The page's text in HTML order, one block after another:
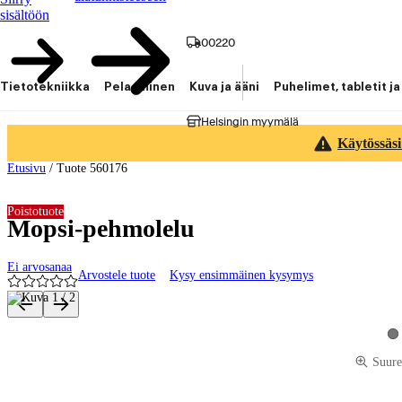
sisältöön
00220
Helsingin myymälä
Tietotekniikka Pelaaminen Kuva ja ääni Puhelimet, tabletit
Etusivu / Tuote 560176
Mopsi-pehmolelu
Ei arvosanaa
Arvostele tuote Kysy ensimmäinen kysymys
Poistotuote
Tuotteen kuvat ja videot